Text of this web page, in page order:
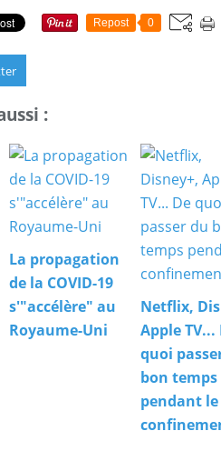
Repost 0
:
La propagation
de la COVID-19
s'"accélère" au
Royaume-Uni
Netflix,
Apple TV...
quoi
bon temps
pendant le